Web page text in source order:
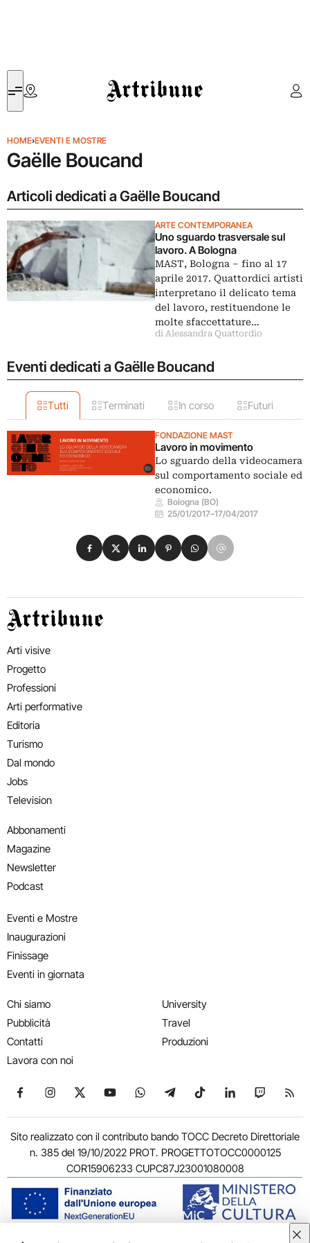
Artribune
HOME›EVENTI E MOSTRE
Gaëlle Boucand
Articoli dedicati a Gaëlle Boucand
ARTE CONTEMPORANEA
Uno sguardo trasversale sul
lavoro. A Bologna
MAST, Bologna – fino al 17
aprile 2017. Quattordici artisti
interpretano il delicato tema
del lavoro, restituendone le
molte sfaccettature…
di Alessandra Quattordio
Eventi dedicati a Gaëlle Boucand
Tutti Terminati In corso Futuri
FONDAZIONE MAST
Lavoro in movimento
Lo sguardo della videocamera
sul comportamento sociale ed
economico.
Bologna (BO)
25/01/2017–17/04/2017
Condividi su Facebook
Condividi su X
Condividi su LinkedIn
Condividi su Pinterest
Condividi su WhatsApp
Condividi su Email
Artribune
Arti visive
Progetto
Professioni
Arti performative
Editoria
Turismo
Dal mondo
Jobs
Television
Abbonamenti
Magazine
Newsletter
Podcast
Eventi e Mostre
Inaugurazioni
Finissage
Eventi in giornata
Chi siamo
Pubblicità
Contatti
Lavora con noi
University
Travel
Produzioni
Seguici su Facebook
Seguici su Instagram
Seguici su X
Seguici su YouTube
Seguici su WhatsApp
Seguici su Telegram
Seguici su TikTok
Seguici su
Seguici
Sito realizzato con il contributo bando TOCC Decreto Direttoriale
n. 385 del 19/10/2022 PROT. PROGETTOTOCC0000125
COR15906233 CUPC87J23001080008